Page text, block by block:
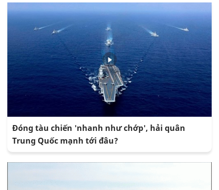
Đóng tàu chiến 'nhanh như chớp', hải quân
Trung Quốc mạnh tới đâu?